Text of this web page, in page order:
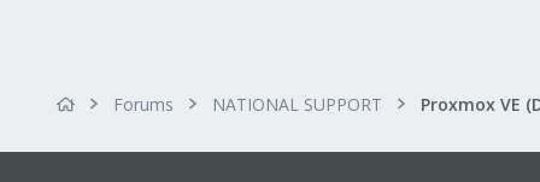
Forums NATIONAL SUPPORT Proxmox VE